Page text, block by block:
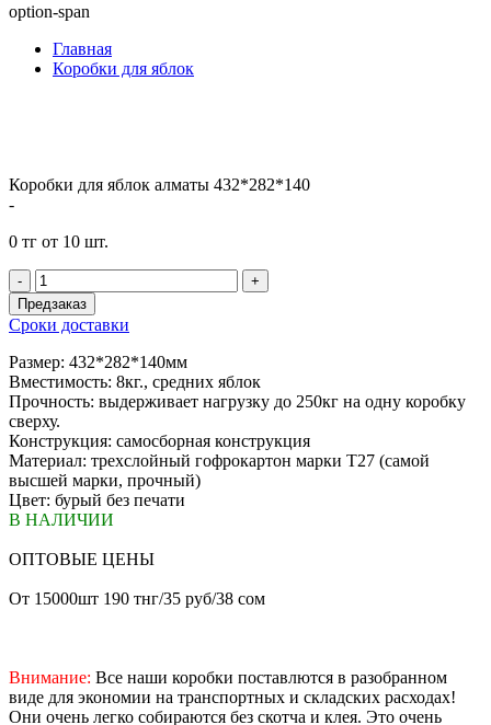
option-span
Главная
Коробки для яблок
Коробки для яблок алматы 432*282*140
-
0 тг от 10 шт.
-
+
Предзаказ
Сроки доставки
Размер: 432*282*140мм
Вместимость: 8кг., средних яблок
Прочность: выдерживает нагрузку до 250кг на одну коробку
сверху.
Конструкция: самосборная конструкция
Материал: трехслойный гофрокартон марки Т27 (самой
высшей марки, прочный)
Цвет: бурый без печати
В НАЛИЧИИ
ОПТОВЫЕ ЦЕНЫ
От 15000шт 190 тнг/35 руб/38 сом
Внимание: Все наши коробки поставлются в разобранном
виде для экономии на транспортных и складских расходах!
Они очень легко собираются без скотча и клея. Это очень